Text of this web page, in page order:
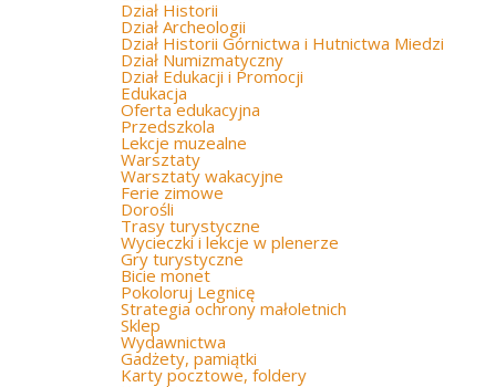
Dział Historii
Dział Archeologii
Dział Historii Górnictwa i Hutnictwa Miedzi
Dział Numizmatyczny
Dział Edukacji i Promocji
Edukacja
Oferta edukacyjna
Przedszkola
Lekcje muzealne
Warsztaty
Warsztaty wakacyjne
Ferie zimowe
Dorośli
Trasy turystyczne
Wycieczki i lekcje w plenerze
Gry turystyczne
Bicie monet
Pokoloruj Legnicę
Strategia ochrony małoletnich
Sklep
Wydawnictwa
Gadżety, pamiątki
Karty pocztowe, foldery